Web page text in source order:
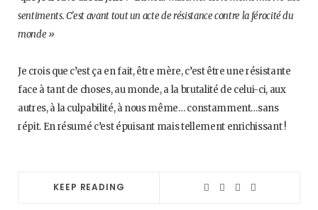
sentiments. C’est avant tout un acte de résistance contre la férocité du
monde »
Je crois que c’est ça en fait, être mère, c’est être une résistante
face à tant de choses, au monde, a la brutalité de celui-ci, aux
autres, à la culpabilité, à nous même… constamment…sans
répit. En résumé c’est épuisant mais tellement enrichissant !
KEEP READING